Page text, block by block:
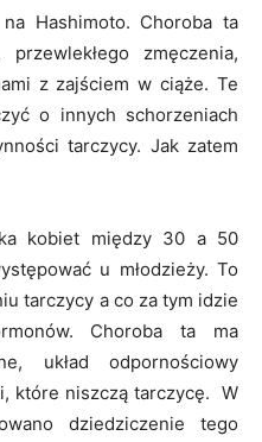
Hashimoto. Choroba ta
zmęczenia,
z zajściem w ciąże. Te
o innych schorzeniach
tarczycy. Jak zatem
kobiet między 30 a 50
u młodzieży. To
tarczycy a co za tym idzie
Choroba ta ma
układ odpornościowy
które niszczą tarczycę. W
dziedziczenie tego